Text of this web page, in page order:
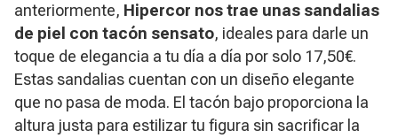
anteriormente, Hipercor nos trae unas sandalias
de piel con tacón sensato, ideales para darle un
toque de elegancia a tu día a día por solo 17,50€.
Estas sandalias cuentan con un diseño elegante
que no pasa de moda. El tacón bajo proporciona la
altura justa para estilizar tu figura sin sacrificar la